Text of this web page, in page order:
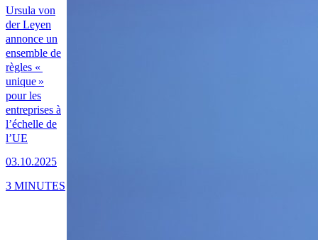
Ursula von
der Leyen
annonce un
ensemble de
règles «
unique »
pour les
entreprises à
l’échelle de
l’UE
03.10.2025
3 MINUTES